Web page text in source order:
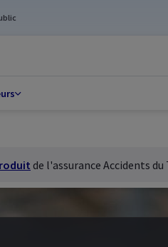
de l'assurance Accidents du